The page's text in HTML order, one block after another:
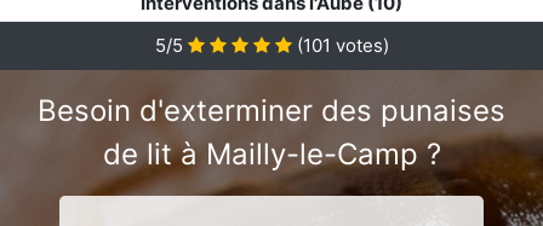
5/5 (101 votes)
Besoin d'exterminer des punaises
de lit à Mailly-le-Camp ?